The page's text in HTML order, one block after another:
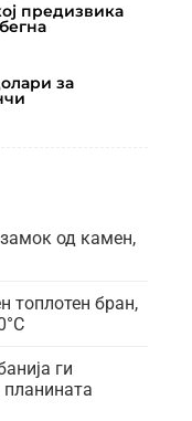
предизвика
за
од камен,
топлотен бран,
ги
планината